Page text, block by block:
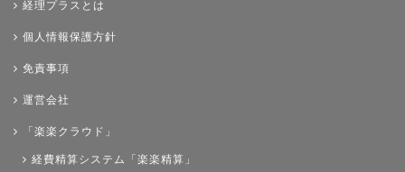
経理プラスとは
個人情報保護方針
免責事項
運営会社
「楽楽クラウド」
経費精算システム「楽楽精算」